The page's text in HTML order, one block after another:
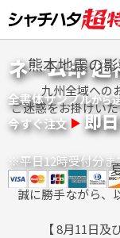
to
content
ネーム印 超
全書体サンプルから
今すぐ注文 即
※平日12時受付分ま
熊本地震の
九州全域への
ご迷惑をお掛けい
誠に勝手ながら、
【 8月11日